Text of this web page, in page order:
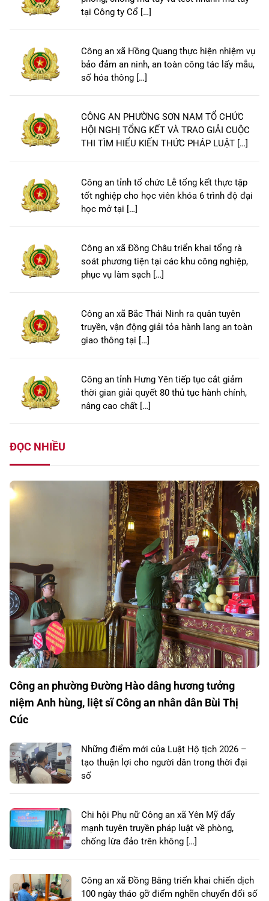
tại Công ty Cổ […]
Công an xã Hồng Quang thực hiện nhiệm vụ
bảo đảm an ninh, an toàn công tác lấy mẫu,
số hóa thông […]
CÔNG AN PHƯỜNG SƠN NAM TỔ CHỨC
HỘI NGHỊ TỔNG KẾT VÀ TRAO GIẢI CUỘC
THI TÌM HIỂU KIẾN THỨC PHÁP LUẬT […]
Công an tỉnh tổ chức Lễ tổng kết thực tập
tốt nghiệp cho học viên khóa 6 trình độ đại
học mở tại […]
Công an xã Đồng Châu triển khai tổng rà
soát phương tiện tại các khu công nghiệp,
phục vụ làm sạch […]
Công an xã Bắc Thái Ninh ra quân tuyên
truyền, vận động giải tỏa hành lang an toàn
giao thông tại […]
Công an tỉnh Hưng Yên tiếp tục cắt giảm
thời gian giải quyết 80 thủ tục hành chính,
nâng cao chất […]
ĐỌC NHIỀU
Công an phường Đường Hào dâng hương tưởng
niệm Anh hùng, liệt sĩ Công an nhân dân Bùi Thị
Cúc
Những điểm mới của Luật Hộ tịch 2026 –
tạo thuận lợi cho người dân trong thời đại
số
Chi hội Phụ nữ Công an xã Yên Mỹ đẩy
mạnh tuyên truyền pháp luật về phòng,
chống lừa đảo trên không […]
Công an xã Đồng Bằng triển khai chiến dịch
100 ngày tháo gỡ điểm nghẽn chuyển đổi số